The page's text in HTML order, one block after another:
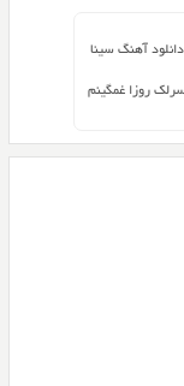
دانلود آهنگ سینا
روزا غمگینم